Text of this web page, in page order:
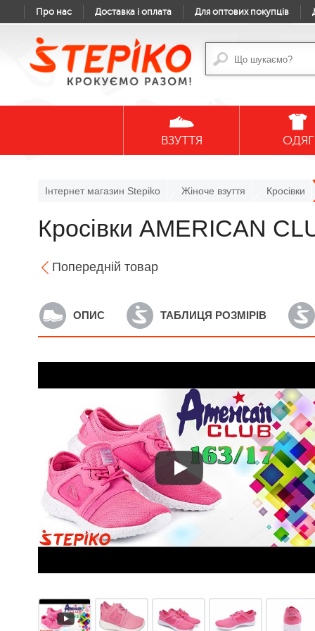
Про нас Доставка і оплата Для оптових покупців
ВЗУТТЯ ОДЯГ
Інтернет магазин Stepiko Жіноче взуття Кросівки
Кросівки AMERICAN
Попередній товар
ОПИС ТАБЛИЦЯ РОЗМІРІВ